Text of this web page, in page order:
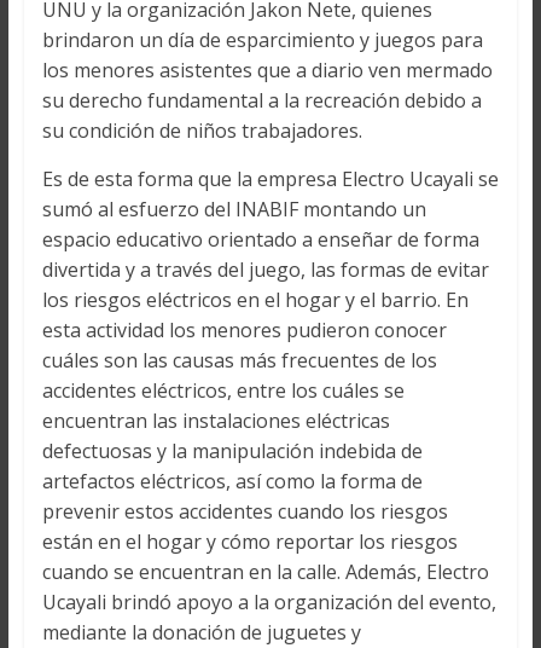
UNU y la organización Jakon Nete, quienes
brindaron un día de esparcimiento y juegos para
los menores asistentes que a diario ven mermado
su derecho fundamental a la recreación debido a
su condición de niños trabajadores.
Es de esta forma que la empresa Electro Ucayali se
sumó al esfuerzo del INABIF montando un
espacio educativo orientado a enseñar de forma
divertida y a través del juego, las formas de evitar
los riesgos eléctricos en el hogar y el barrio. En
esta actividad los menores pudieron conocer
cuáles son las causas más frecuentes de los
accidentes eléctricos, entre los cuáles se
encuentran las instalaciones eléctricas
defectuosas y la manipulación indebida de
artefactos eléctricos, así como la forma de
prevenir estos accidentes cuando los riesgos
están en el hogar y cómo reportar los riesgos
cuando se encuentran en la calle. Además, Electro
Ucayali brindó apoyo a la organización del evento,
mediante la donación de juguetes y